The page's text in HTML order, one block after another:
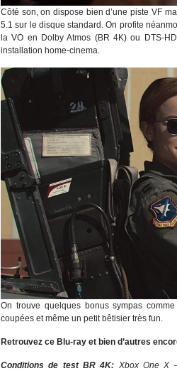
Côté son, on dispose bien d’une piste VF
5.1 sur le disque standard. On profite
la VO en Dolby Atmos (BR 4K) ou DTS-
installation home-cinema.
On trouve quelques bonus sympas
coupées et même un petit bêtisier très fun.
Retrouvez ce Blu-ray et bien d’autres
Conditions de test BR 4K: Xbox One X